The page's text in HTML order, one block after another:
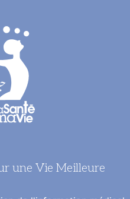
une Vie Meilleure